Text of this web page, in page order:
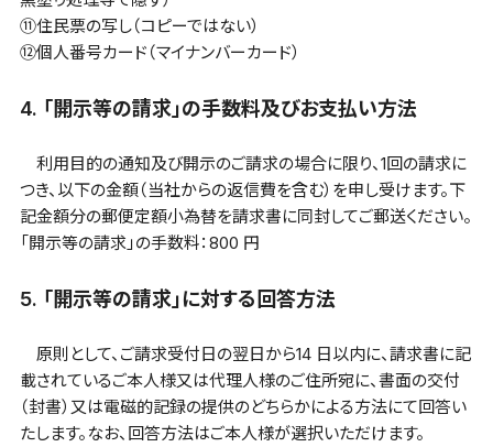
⑪住民票の写し（コピーではない）
⑫個人番号カード（マイナンバーカード）
4. 「開示等の請求」の手数料及びお支払い方法
利用目的の通知及び開示のご請求の場合に限り、1回の請求に
つき、以下の金額（当社からの返信費を含む）を申し受けます。下
記金額分の郵便定額小為替を請求書に同封してご郵送ください。
「開示等の請求」の手数料：800 円
5. 「開示等の請求」に対する回答方法
原則として、ご請求受付日の翌日から14 日以内に、請求書に記
載されているご本人様又は代理人様のご住所宛に、書面の交付
（封書）又は電磁的記録の提供のどちらかによる方法にて回答い
たします。なお、回答方法はご本人様が選択いただけます。